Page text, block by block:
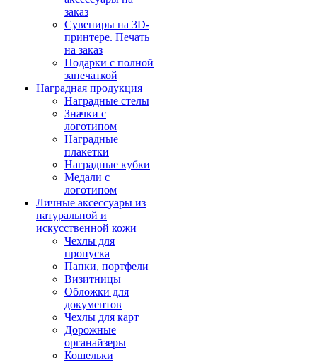
заказ
Сувениры на 3D-
принтере. Печать
на заказ
Подарки с полной
запечаткой
Наградная продукция
Наградные стелы
Значки с
логотипом
Наградные
плакетки
Наградные кубки
Медали с
логотипом
Личные аксессуары из
натуральной и
искусственной кожи
Чехлы для
пропуска
Папки, портфели
Визитницы
Обложки для
документов
Чехлы для карт
Дорожные
органайзеры
Кошельки